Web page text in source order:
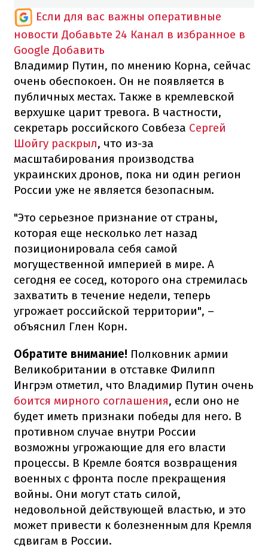
Если для вас важны оперативные
новости Добавьте 24 Канал в избранное в
Google Добавить
Владимир Путин, по мнению Корна, сейчас
очень обеспокоен. Он не появляется в
публичных местах. Также в кремлевской
верхушке царит тревога. В частности,
секретарь российского Совбеза Сергей
Шойгу раскрыл, что из-за
масштабирования производства
украинских дронов, пока ни один регион
России уже не является безопасным.
"Это серьезное признание от страны,
которая еще несколько лет назад
позиционировала себя самой
могущественной империей в мире. А
сегодня ее сосед, которого она стремилась
захватить в течение недели, теперь
угрожает российской территории", –
объяснил Глен Корн.
Обратите внимание! Полковник армии
Великобритании в отставке Филипп
Ингрэм отметил, что Владимир Путин очень
боится мирного соглашения, если оно не
будет иметь признаки победы для него. В
противном случае внутри России
возможны угрожающие для его власти
процессы. В Кремле боятся возвращения
военных с фронта после прекращения
войны. Они могут стать силой,
недовольной действующей властью, и это
может привести к болезненным для Кремля
сдвигам в России.